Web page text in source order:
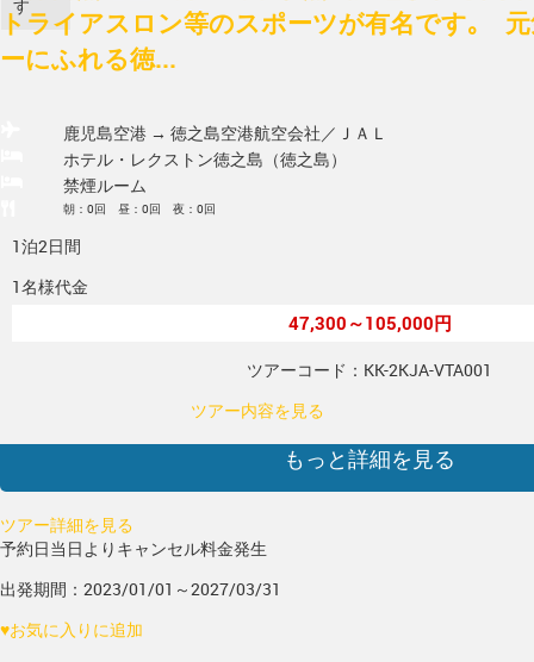
す
トライアスロン等のスポーツが有名です｡
ーにふれる徳...
鹿児島空港 → 徳之島空港航空会社／ＪＡＬ
ホテル・レクストン徳之島（徳之島）
禁煙ルーム
朝：0回 昼：0回 夜：0回
1泊2日間
1名様代金
47,300～105,000円
ツアーコード：KK-2KJA-VTA001
ツアー内容を見る
もっと詳細を見る
ツアー詳細を見る
予約日当日よりキャンセル料金発生
出発期間：2023/01/01～2027/03/31
♥お気に入りに追加